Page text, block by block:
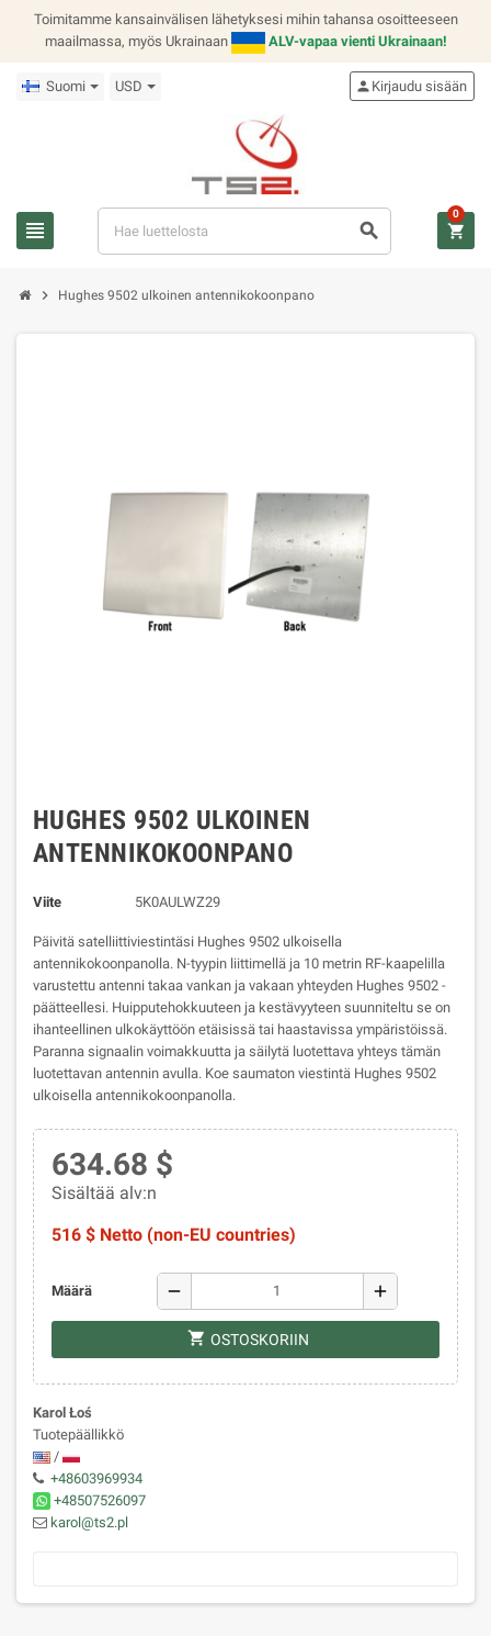
Toimitamme kansainvälisen lähetyksesi mihin tahansa osoitteeseen
maailmassa, myös Ukrainaan
ALV-vapaa vienti Ukrainaan!
Suomi USD
view_headline search
person Kirjaudu sisään
shopping_cart
0
chevron_right Hughes 9502 ulkoinen antennikokoonpano
HUGHES 9502 ULKOINEN
ANTENNIKOKOONPANO
Viite 5K0AULWZ29
Päivitä satelliittiviestintäsi Hughes 9502 ulkoisella
antennikokoonpanolla. N-tyypin liittimellä ja 10 metrin RF-kaapelilla
varustettu antenni takaa vankan ja vakaan yhteyden Hughes 9502 -
päätteellesi. Huipputehokkuuteen ja kestävyyteen suunniteltu se on
ihanteellinen ulkokäyttöön etäisissä tai haastavissa ympäristöissä.
Paranna signaalin voimakkuutta ja säilytä luotettava yhteys tämän
luotettavan antennin avulla. Koe saumaton viestintä Hughes 9502
ulkoisella antennikokoonpanolla.
634.68 $
Sisältää alv:n
516 $ Netto (non-EU countries)
Määrä remove add
shopping_cart OSTOSKORIIN
Karol Łoś
Tuotepäällikkö
/
+48603969934
+48507526097
karol@ts2.pl